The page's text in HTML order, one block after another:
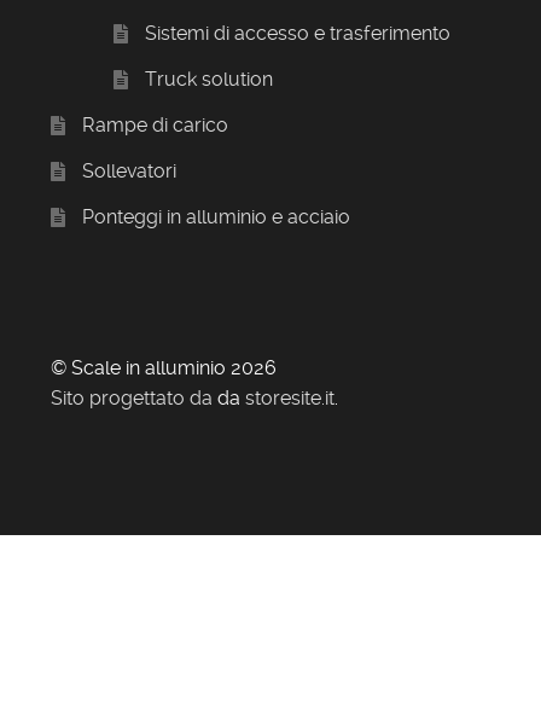
Sistemi di accesso e trasferimento
Truck solution
Rampe di carico
Sollevatori
Ponteggi in alluminio e acciaio
© Scale in alluminio 2026
Sito progettato da da storesite.it.